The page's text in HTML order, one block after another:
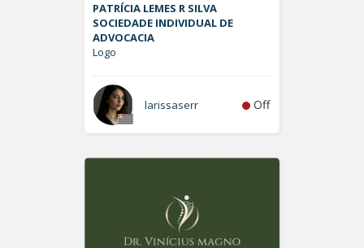
PATRÍCIA LEMES R SILVA
SOCIEDADE INDIVIDUAL DE
ADVOCACIA
Logo
larissaserr Off